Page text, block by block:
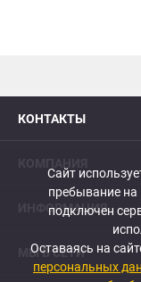
КОНТАКТЫ
ИНФОРМАЦИЯ
МЫ В СЕТИ
Сайт
пребывание
подключен
Оставаясь на
персональных